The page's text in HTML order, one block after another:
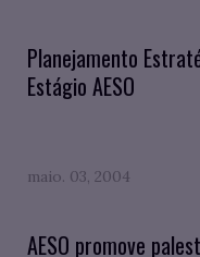
Planejamento
Estágio AESO
maio. 03, 2004
AESO promove